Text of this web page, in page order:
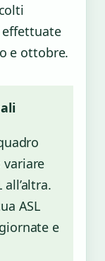
e ottobre.
ASL
e